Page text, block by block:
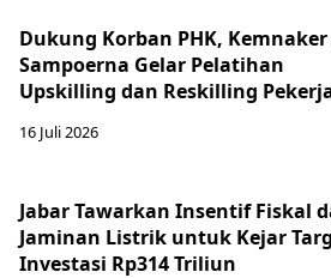
Dukung Korban PHK,
Sampoerna Gelar Pelatihan
Upskilling dan Reskilling
16 Juli 2026
Jabar Tawarkan Insentif Fiskal
Jaminan Listrik untuk Kejar
Investasi Rp314 Triliun